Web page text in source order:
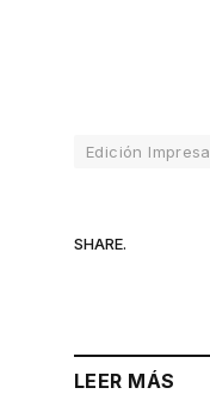
Edición Impresa
SHARE.
LEER MÁS